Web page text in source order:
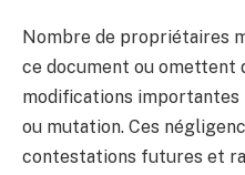
Nombre de propriétaires
ce document ou omettent
modifications importantes
ou mutation. Ces
contestations futures et